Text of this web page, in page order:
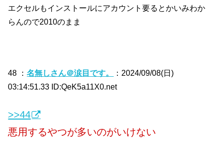
エクセルもインストールにアカウント要るとかいみわか
らんので2010のまま
48 ：名無しさん＠涙目です。
：2024/09/08(日)
03:14:51.33 ID:QeK5a11X0.net
>>44
悪用するやつが多いのがいけない